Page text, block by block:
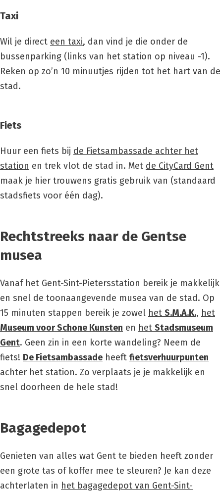
Taxi
Wil je direct een taxi, dan vind je die onder de
bussenparking (links van het station op niveau -1).
Reken op zo’n 10 minuutjes rijden tot het hart van de
stad.
Fiets
Huur een fiets bij de Fietsambassade achter het
station en trek vlot de stad in. Met de CityCard Gent
maak je hier trouwens gratis gebruik van (standaard
stadsfiets voor één dag).
Rechtstreeks naar de Gentse
musea
Vanaf het Gent-Sint-Pietersstation bereik je makkelijk
en snel de toonaangevende musea van de stad. Op
15 minuten stappen bereik je zowel het S.M.A.K., het
Museum voor Schone Kunsten en het Stadsmuseum
Gent. Geen zin in een korte wandeling? Neem de
fiets! De Fietsambassade heeft fietsverhuurpunten
achter het station. Zo verplaats je je makkelijk en
snel doorheen de hele stad!
Bagagedepot
Genieten van alles wat Gent te bieden heeft zonder
een grote tas of koffer mee te sleuren? Je kan deze
achterlaten in het bagagedepot van Gent-Sint-